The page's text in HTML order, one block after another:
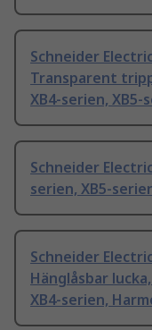
Schneider
Transparent
XB4-serien, XB5-
Schneider
serien, XB5-
Schneider
Hänglåsbar
XB4-serien,